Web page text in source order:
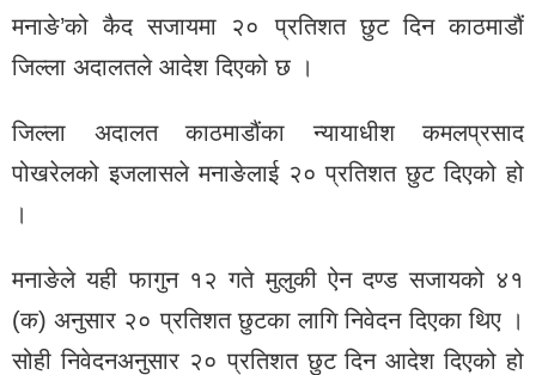
मनाङे’को कैद सजायमा २० प्रतिशत छुट दिन काठमाडौं
जिल्ला अदालतले आदेश दिएको छ ।
जिल्ला अदालत काठमाडौंका न्यायाधीश कमलप्रसाद
पोखरेलको इजलासले मनाङेलाई २० प्रतिशत छुट दिएको हो
।
मनाङेले यही फागुन १२ गते मुलुकी ऐन दण्ड सजायको ४१
(क) अनुसार २० प्रतिशत छुटका लागि निवेदन दिएका थिए ।
सोही निवेदनअनुसार २० प्रतिशत छुट दिन आदेश दिएको हो